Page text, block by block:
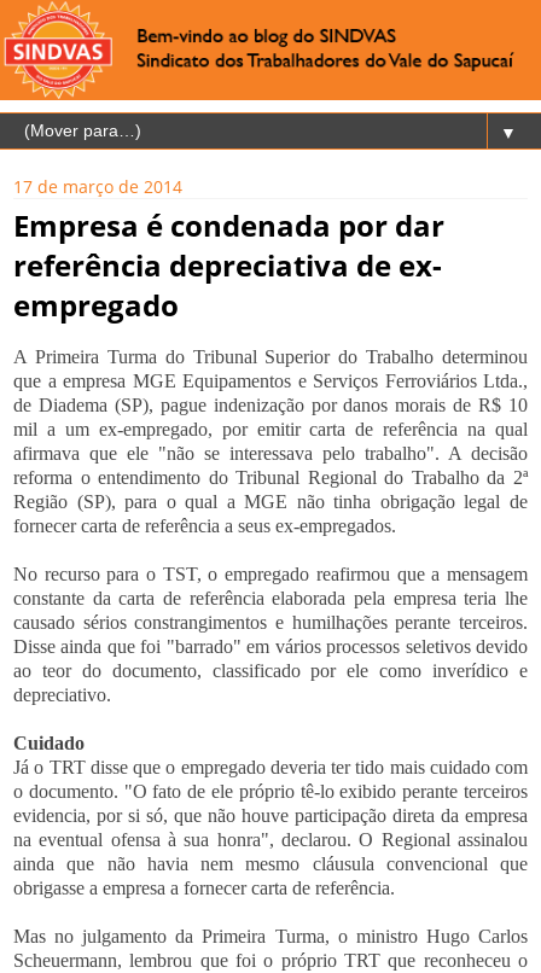
▼
17 de março de 2014
Empresa é condenada por dar
referência depreciativa de ex-
empregado
A Primeira Turma do Tribunal Superior do Trabalho determinou
que a empresa MGE Equipamentos e Serviços Ferroviários Ltda.,
de Diadema (SP), pague indenização por danos morais de R$ 10
mil a um ex-empregado, por emitir carta de referência na qual
afirmava que ele "não se interessava pelo trabalho". A decisão
reforma o entendimento do Tribunal Regional do Trabalho da 2ª
Região (SP), para o qual a MGE não tinha obrigação legal de
fornecer carta de referência a seus ex-empregados.
No recurso para o TST, o empregado reafirmou que a mensagem
constante da carta de referência elaborada pela empresa teria lhe
causado sérios constrangimentos e humilhações perante terceiros.
Disse ainda que foi "barrado" em vários processos seletivos devido
ao teor do documento, classificado por ele como inverídico e
depreciativo.
Cuidado
Já o TRT disse que o empregado deveria ter tido mais cuidado com
o documento. "O fato de ele próprio tê-lo exibido perante terceiros
evidencia, por si só, que não houve participação direta da empresa
na eventual ofensa à sua honra", declarou. O Regional assinalou
ainda que não havia nem mesmo cláusula convencional que
obrigasse a empresa a fornecer carta de referência.
Mas no julgamento da Primeira Turma, o ministro Hugo Carlos
Scheuermann, lembrou que foi o próprio TRT que reconheceu o